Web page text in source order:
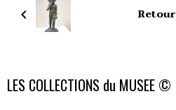
Retour
LES COLLECTIONS du MUSEE ©